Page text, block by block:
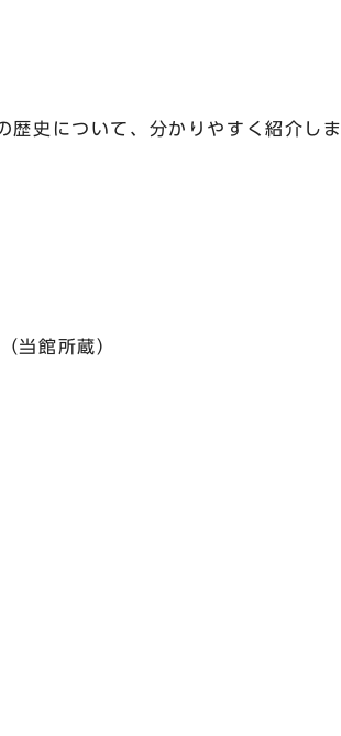
について、分かりやすく紹介しま
館所蔵）